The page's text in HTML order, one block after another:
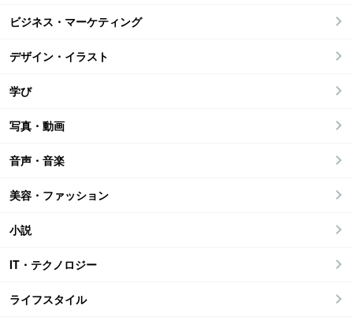
ビジネス・マーケティング
デザイン・イラスト
学び
写真・動画
音声・音楽
美容・ファッション
小説
IT・テクノロジー
ライフスタイル